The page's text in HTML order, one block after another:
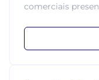
comerciais